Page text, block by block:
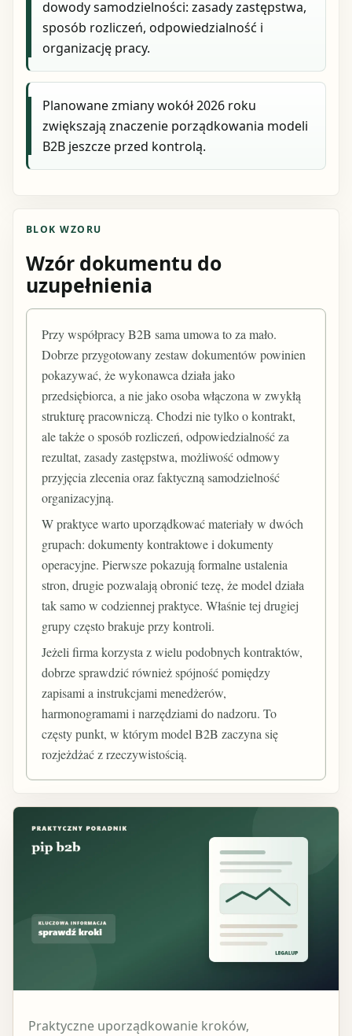
dowody samodzielności: zasady zastępstwa,
sposób rozliczeń, odpowiedzialność i
organizację pracy.
Planowane zmiany wokół 2026 roku
zwiększają znaczenie porządkowania modeli
B2B jeszcze przed kontrolą.
BLOK WZORU
Wzór dokumentu do
uzupełnienia
Przy współpracy B2B sama umowa to za mało.
Dobrze przygotowany zestaw dokumentów powinien
pokazywać, że wykonawca działa jako
przedsiębiorca, a nie jako osoba włączona w zwykłą
strukturę pracowniczą. Chodzi nie tylko o kontrakt,
ale także o sposób rozliczeń, odpowiedzialność za
rezultat, zasady zastępstwa, możliwość odmowy
przyjęcia zlecenia oraz faktyczną samodzielność
organizacyjną.
W praktyce warto uporządkować materiały w dwóch
grupach: dokumenty kontraktowe i dokumenty
operacyjne. Pierwsze pokazują formalne ustalenia
stron, drugie pozwalają obronić tezę, że model działa
tak samo w codziennej praktyce. Właśnie tej drugiej
grupy często brakuje przy kontroli.
Jeżeli firma korzysta z wielu podobnych kontraktów,
dobrze sprawdzić również spójność pomiędzy
zapisami a instrukcjami menedżerów,
harmonogramami i narzędziami do nadzoru. To
częsty punkt, w którym model B2B zaczyna się
rozjeżdżać z rzeczywistością.
Praktyczne uporządkowanie kroków,